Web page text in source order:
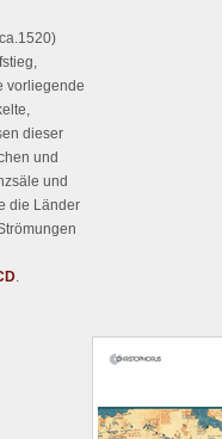
vorliegende
dieser
und
und
die Länder
.